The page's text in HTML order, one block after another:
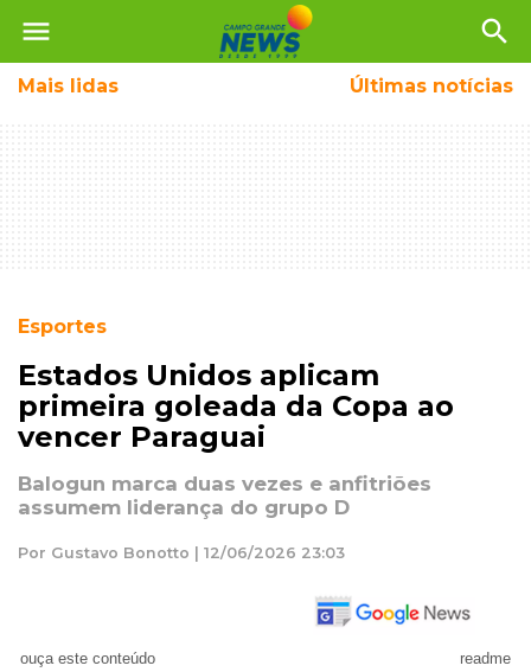
menu search
Mais lidas Últimas notícias
Esportes
Estados Unidos aplicam
primeira goleada da Copa ao
vencer Paraguai
Balogun marca duas vezes e anfitriões
assumem liderança do grupo D
Por Gustavo Bonotto | 12/06/2026 23:03
ouça este conteúdo readme